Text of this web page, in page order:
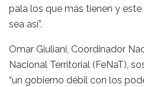
pala los que más tienen y
sea así”.
Omar Giuliani, Coordinador
Nacional Territorial (FeNaT),
“un gobierno débil con los